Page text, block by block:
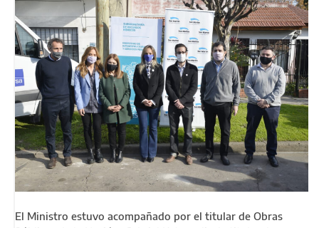
El Ministro estuvo acompañado por el titular de Obras